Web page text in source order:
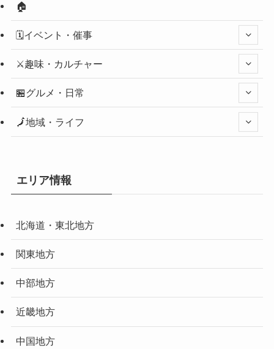
🏠
🗓️イベント・催事
⚔️趣味・カルチャー
🏪グルメ・日常
🗾地域・ライフ
エリア情報
北海道・東北地方
関東地方
中部地方
近畿地方
中国地方